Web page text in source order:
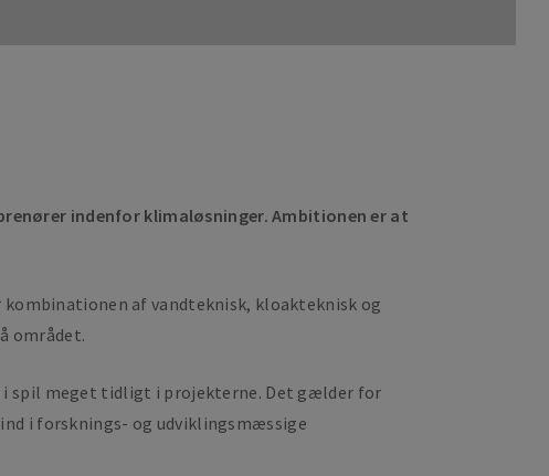
indenfor klimaløsninger. Ambitionen er at
kombinationen af vandteknisk, kloakteknisk og
området.
i spil meget tidligt i projekterne. Det gælder for
i forsknings- og udviklingsmæssige